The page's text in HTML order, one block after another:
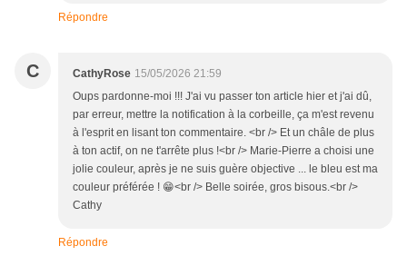
Répondre
C CathyRose 15/05/2026 21:59
Oups pardonne-moi !!! J'ai vu passer ton article hier et j'ai dû,
par erreur, mettre la notification à la corbeille, ça m'est revenu
à l'esprit en lisant ton commentaire. <br /> Et un châle de plus
à ton actif, on ne t'arrête plus !<br /> Marie-Pierre a choisi une
jolie couleur, après je ne suis guère objective ... le bleu est ma
couleur préférée ! 😁<br /> Belle soirée, gros bisous.<br />
Cathy
Répondre